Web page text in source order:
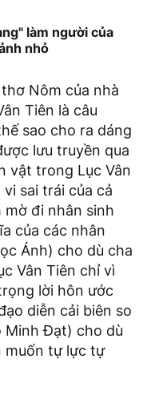
làm người của
nhỏ
Nôm của nhà
Tiên là câu
sao cho ra dáng
lưu truyền qua
vật trong Lục Vân
sai trái của cả
mờ đi nhân sinh
của các nhân
Ánh) cho dù cha
Vân Tiên chỉ vì
lời hôn ước
diễn cải biên so
Minh Đạt) cho dù
muốn tự lực tự